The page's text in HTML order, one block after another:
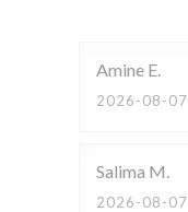
Amine E
2026-08-07
Salima M
2026-08-07